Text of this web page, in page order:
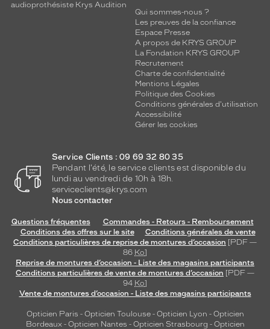
audioprothésiste Krys Audition
Qui sommes-nous ?
Les preuves de la confiance
Espace Presse
A propos de KRYS GROUP
La Fondation KRYS GROUP
Recrutement
Charte de confidentialité
Mentions Légales
Politique des Cookies
Conditions générales d'utilisation
Accessibilité
Gérer les cookies
Service Clients : 09 69 32 80 35
Pendant l'été, le service clients est disponible du
lundi au vendredi de 10h à 18h.
serviceclients@krys.com
Nous contacter
Questions fréquentes
Commandes - Retours - Remboursement
Conditions des offres sur le site
Conditions générales de vente
Conditions particulières de reprise de montures d’occasion [PDF —
86 Ko]
Reprise de montures d’occasion - Liste des magasins participants
Conditions particulières de vente de montures d’occasion [PDF —
94 Ko]
Vente de montures d’occasion - Liste des magasins participants
Opticien Paris - Opticien Toulouse- Opticien Lyon - Opticien
Bordeaux- Opticien Nantes - Opticien Strasbourg - Opticien